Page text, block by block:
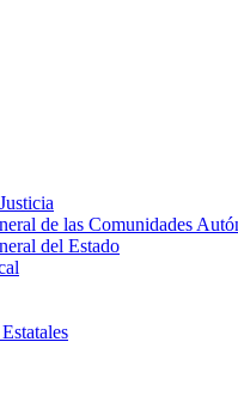
de las Comunidades
del Estado